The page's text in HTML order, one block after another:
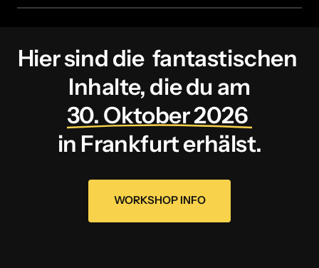
Hier sind die  fantastischen
Inhalte, die du am
30. Oktober 2026
in Frankfurt erhälst.
WORKSHOP INFO